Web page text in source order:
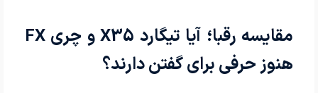
مقایسه رقبا؛ آیا تیگارد X35 و چری FX
هنوز حرفی برای گفتن دارند؟